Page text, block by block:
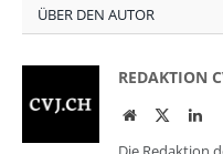
ÜBER DEN AUTOR
REDAKTION
WebsiteTwitter